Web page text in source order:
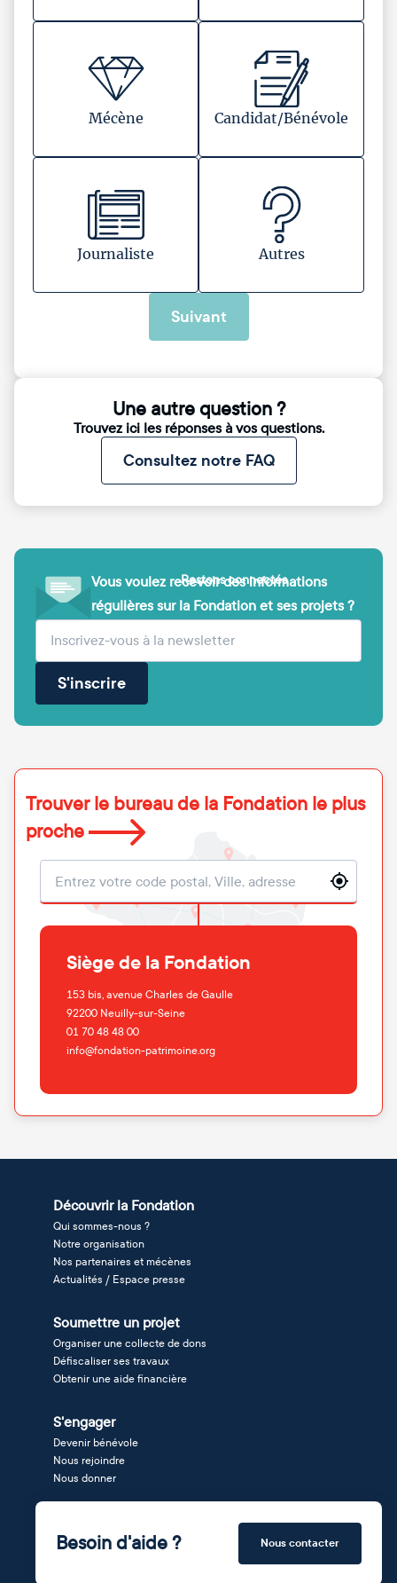
Mécène Candidat/Bénévole
Journaliste Autres
Suivant
Une autre question ?
Trouvez ici les réponses à vos questions.
Consultez notre FAQ
Vous voulez recevoir des informations
régulières sur la Fondation et ses projets ?
Votre adresse e-mail (obligatoire)
S'inscrire
Restons connectés
Trouver le bureau de la Fondation le plus
proche
Localisation
Siège de la Fondation
153 bis, avenue Charles de Gaulle
92200 Neuilly-sur-Seine
01 70 48 48 00
info@fondation-patrimoine.org
Découvrir la Fondation
Qui sommes-nous ?
Notre organisation
Nos partenaires et mécènes
Actualités / Espace presse
Soumettre un projet
Organiser une collecte de dons
Défiscaliser ses travaux
Obtenir une aide financière
S'engager
Devenir bénévole
Nous rejoindre
Nous donner
Besoin d'aide ? Nous contacter